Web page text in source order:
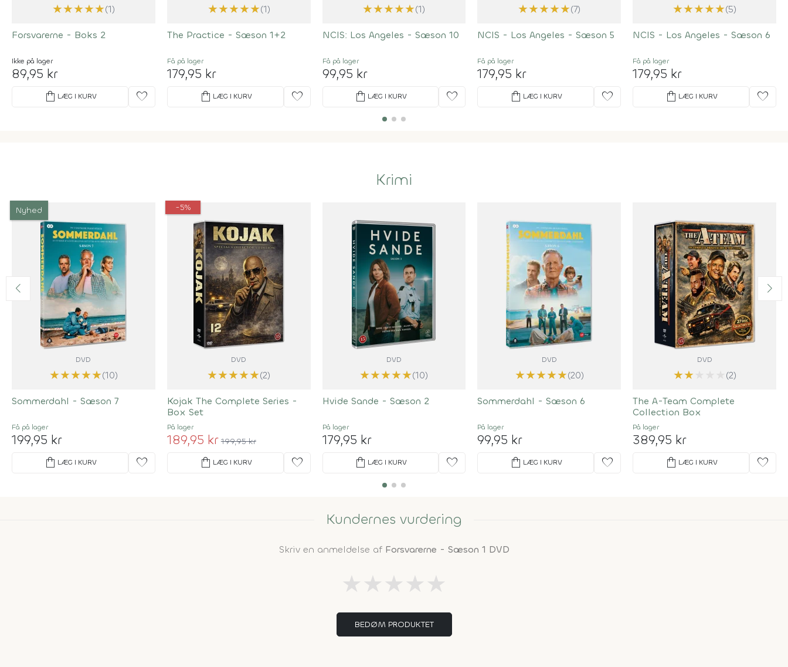
★★★★★(1)
Forsvarerne - Boks 2
Ikke på lager
89,95 kr
shopping_bag LÆG I KURV favorite
★★★★★(1)
The Practice - Sæson 1+2
Få på lager
179,95 kr
shopping_bag LÆG I KURV favorite
★★★★★(1)
NCIS: Los Angeles - Sæson 10
Få på lager
99,95 kr
shopping_bag LÆG I KURV favorite
★★★★★(7)
NCIS - Los Angeles - Sæson 5
Få på lager
179,95 kr
shopping_bag LÆG I KURV favorite
★★★★★(5)
NCIS - Los Angeles - Sæson 6
Få på lager
179,95 kr
shopping_bag LÆG I KURV favorite
Krimi
Nyhed
DVD
★★★★★(10)
Sommerdahl - Sæson 7
Få på lager
199,95 kr
shopping_bag LÆG I KURV favorite
-5%
DVD
★★★★★(2)
Kojak The Complete Series -
Box Set
På lager
189,95 kr 199,95 kr
shopping_bag LÆG I KURV favorite
DVD
★★★★★(10)
Hvide Sande - Sæson 2
På lager
179,95 kr
shopping_bag LÆG I KURV favorite
DVD
★★★★★(20)
Sommerdahl - Sæson 6
På lager
99,95 kr
shopping_bag LÆG I KURV favorite
DVD
★★ (2)
The A-Team Complete
Collection Box
På lager
389,95 kr
shopping_bag LÆG I KURV favorite
Kundernes vurdering
Skriv en anmeldelse af Forsvarerne - Sæson 1 DVD
★★★★★
BEDØM PRODUKTET